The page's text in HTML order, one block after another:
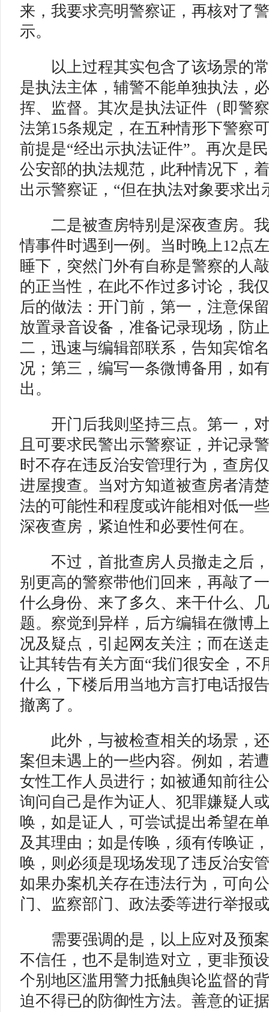
来，我要求亮明警察证，再核对了
示。
以上过程其实包含了该场景的常
是执法主体，辅警不能单独执法，
挥、监督。其次是执法证件（即警
法第15条规定，在五种情形下警察
前提是“经出示执法证件”。再次是
公安部的执法规范，此种情况下，
出示警察证，“但在执法对象要求出
二是被查房特别是深夜查房。
情事件时遇到一例。当时晚上12点
睡下，突然门外有自称是警察的人
的正当性，在此不作过多讨论，我
后的做法：开门前，第一，注意保
放置录音设备，准备记录现场，防
二，迅速与编辑部联系，告知宾馆
况；第三，编写一条微博备用，如
出。
开门后我则坚持三点。第一，对
且可要求民警出示警察证，并记录
时不存在违反治安管理行为，查房
进屋搜查。当对方知道被查房者清
法的可能性和程度或许能相对低一
深夜查房，紧迫性和必要性何在。
不过，首批查房人员撤走之后，
别更高的警察带他们回来，再敲了
什么身份、来了多久、来干什么、
题。察觉到异样，后方编辑在微博
况及疑点，引起网友关注；而在送
让其转告有关方面“我们很安全，不
什么，下楼后用当地方言打电话报
撤离了。
此外，与被检查相关的场景，还
案但未遇上的一些内容。例如，若
女性工作人员进行；如被通知前往
询问自己是作为证人、犯罪嫌疑人
唤，如是证人，可尝试提出希望在
及其理由；如是传唤，须有传唤证
唤，则必须是现场发现了违反治安
如果办案机关存在违法行为，可向
门、监察部门、政法委等进行举报
需要强调的是，以上应对及预案
不信任，也不是制造对立，更非预
个别地区滥用警力抵触舆论监督的
迫不得已的防御性方法。善意的证